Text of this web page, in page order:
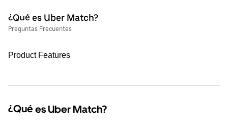
¿Qué es Uber Match?
Preguntas Frecuentes
Product Features
¿Qué es Uber Match?